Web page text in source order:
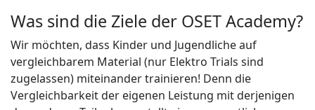
Was sind die Ziele der OSET Academy?
Wir möchten, dass Kinder und Jugendliche auf
vergleichbarem Material (nur Elektro Trials sind
zugelassen) miteinander trainieren! Denn die
Vergleichbarkeit der eigenen Leistung mit derjenigen